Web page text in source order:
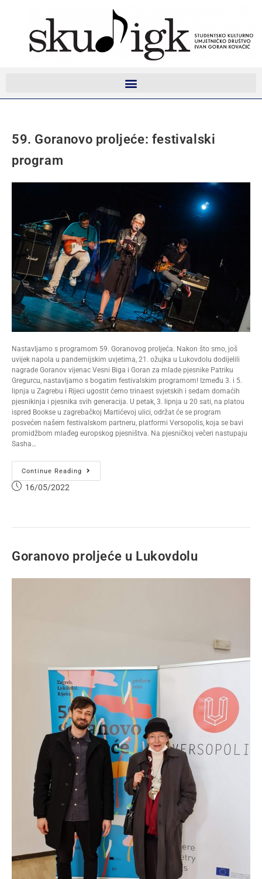
59. Goranovo proljeće: festivalski
program
Nastavljamo s programom 59. Goranovog proljeća. Nakon što smo, još
uvijek napola u pandemijskim uvjetima, 21. ožujka u Lukovdolu dodijelili
nagrade Goranov vijenac Vesni Biga i Goran za mlade pjesnike Patriku
Gregurcu, nastavljamo s bogatim festivalskim programom! Između 3. i 5.
lipnja u Zagrebu i Rijeci ugostit ćemo trinaest svjetskih i sedam domaćih
pjesnikinja i pjesnika svih generacija. U petak, 3. lipnja u 20 sati, na platou
ispred Bookse u zagrebačkoj Martićevoj ulici, održat će se program
posvećen našem festivalskom partneru, platformi Versopolis, koja se bavi
promidžbom mlađeg europskog pjesništva. Na pjesničkoj večeri nastupaju
Sasha…
Continue Reading
16/05/2022
Goranovo proljeće u Lukovdolu